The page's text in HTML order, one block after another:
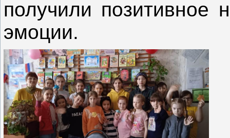
получили позитивное
эмоции.